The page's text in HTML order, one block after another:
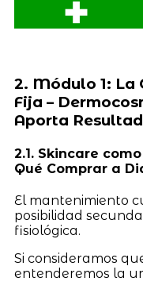
2. Módulo 1: La
Fija –
Aporta
2.1. Skincare
Qué Comprar a
El mantenimiento
posibilidad
fisiológica.
Si consideramos
entenderemos la